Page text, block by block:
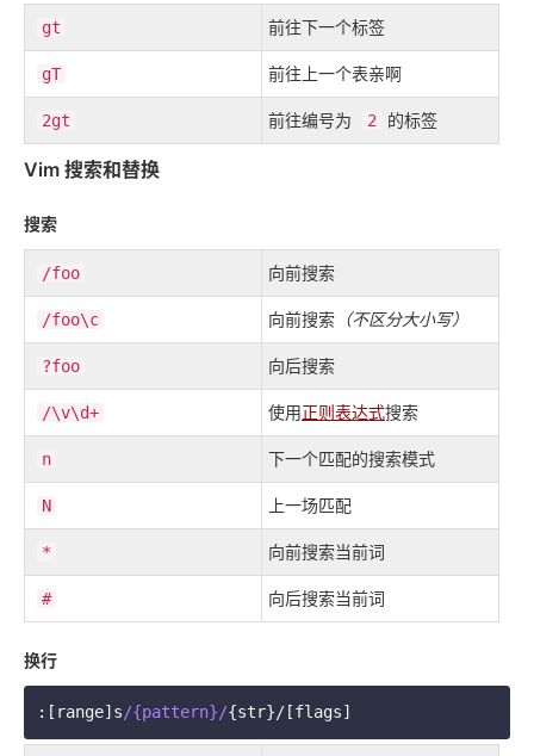
gt 前往下一个标签
gT 前往上一个表亲啊
2gt 前往编号为 2 的标签
Vim 搜索和替换
搜索
/foo 向前搜索
/foo\c 向前搜索 （不区分大小写）
?foo 向后搜索
/\v\d+ 使用正则表达式搜索
n 下一个匹配的搜索模式
N 上一场匹配
* 向前搜索当前词
# 向后搜索当前词
换行
:[range]s/{pattern}/